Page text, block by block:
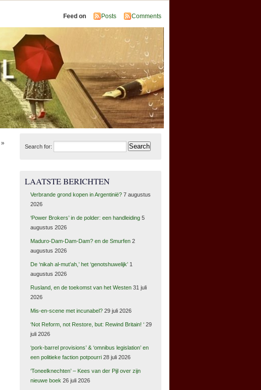
Feed on Posts Comments
» Search for:
LAATSTE BERICHTEN
Verbrande grond kopen in Argentinië? 7 augustus
2026
‘Power Brokers’ in de polder: een handleiding 5
augustus 2026
Maduro-Dam-Dam-Dam? en de Smurfen 2
augustus 2026
De ‘nikah al-mut’ah,’ het ‘genotshuwelijk’ 1
augustus 2026
Rusland, en de toekomst van het Westen 31 juli
2026
Mis-en-scene met incunabel? 29 juli 2026
‘Not Reform, not Restore, but: Rewind Britain! ‘ 29
juli 2026
‘pork-barrel provisions’ & ‘omnibus legislation’ en
een politieke faction potpourri 28 juli 2026
‘Toneelknechten’ – Kees van der Pijl over zijn
nieuwe boek 26 juli 2026